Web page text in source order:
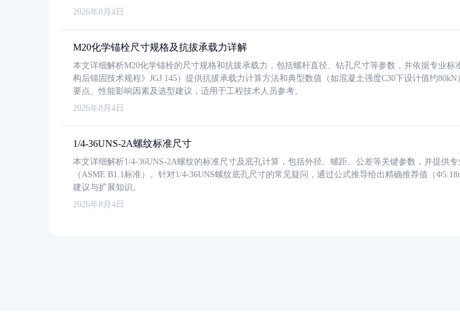
2026年8月4日
M20化学锚栓尺寸规格及抗拔承载力详解
本文详细解析M20化学锚栓的尺寸规格和抗拔承载力，包括螺杆直径、钻孔尺寸等参数，并依据专业标
构后锚固技术规程》JGJ 145）提供抗拔承载力计算方法和典型数值（如混凝土强度C30下设计值约
要点、性能影响因素及选型建议，适用于工程技术人员参考。
2026年8月4日
1/4-36UNS-2A螺纹标准尺寸
本文详细解析1/4-36UNS-2A螺纹的标准尺寸及底孔计算，包括外径、螺距、公差等关键参数，并提供
（ASME B1.1标准）。针对1/4-36UNS螺纹底孔尺寸的常见疑问，通过公式推导给出精确推荐值（
建议与扩展知识。
2026年8月4日